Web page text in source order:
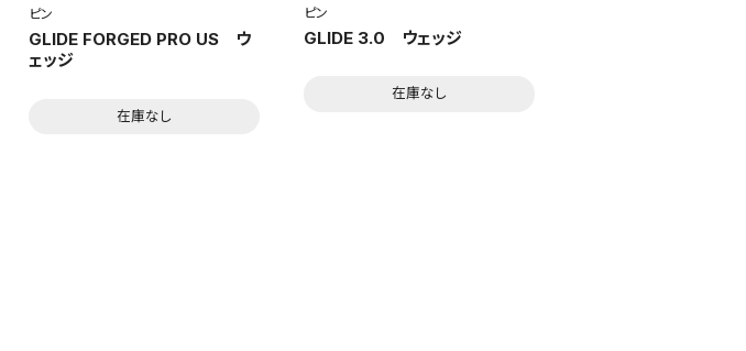
ピン
GLIDE FORGED PRO US ウ
ェッジ
在庫なし
ピン
GLIDE 3.0 ウェッジ
在庫なし